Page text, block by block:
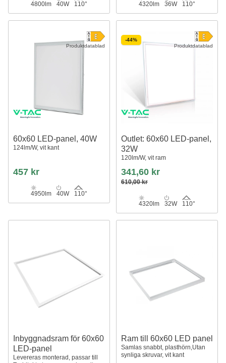
4800lm 40W 110° 4320lm 36W 110°
Produktdatablad
60x60 LED-panel, 40W
124lm/W, vit kant
457 kr
4950lm 40W 110°
Produktdatablad
-44%
Outlet: 60x60 LED-panel,
32W
120lm/W, vit ram
341,60 kr
610,00 kr
4320lm 32W 110°
Inbyggnadsram för 60x60
LED-panel
Levereras monterad, passar till
Ram till 60x60 LED panel
Samlas snabbt, plasthörn,Utan
synliga skruvar, vit kant